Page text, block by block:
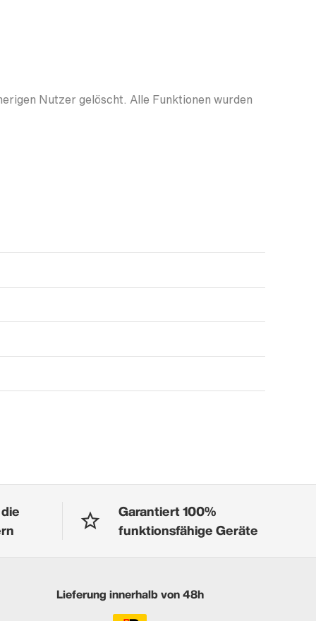
Nutzer gelöscht. Alle Funktionen wurden
Garantiert 100%
funktionsfähige Geräte
Lieferung innerhalb von 48h